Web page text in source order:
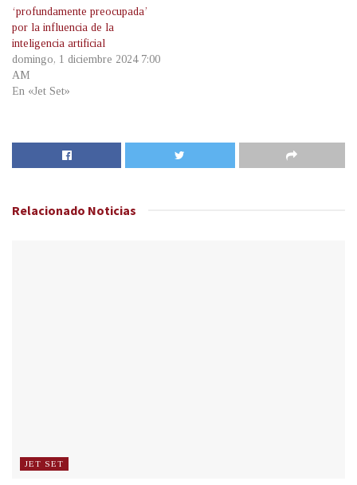
‘profundamente preocupada’
por la influencia de la
inteligencia artificial
domingo, 1 diciembre 2024 7:00
AM
En «Jet Set»
Relacionado Noticias
JET SET